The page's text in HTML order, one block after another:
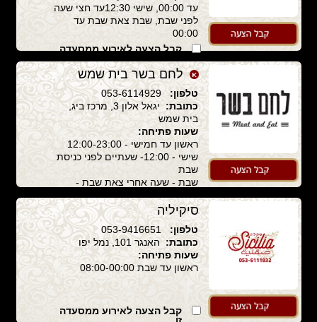
עד 00:00, שישי 12:30עד חצי שעה
לפני שבת, שבת צאת שבת עד
00:00
קבל הצעה לאירוע ממסעדה
לחם בשר בית שמש
טלפון:053-6114929
כתובת:
יגאל אלון 3, מרכז ביג,
בית שמש
שעות פתיחה:
ראשון עד חמישי - 12:00-23:00
שישי - 12:00- שעתיים לפני כניסת
שבת
שבת - שעה אחרי צאת שבת -
23:00
קבל הצעה לאירוע ממסעדה
זו
סיקיליה
טלפון:053-9416651
כתובת: האנגר 101, נמל יפו
שעות פתיחה:
ראשון עד שבת 08:00-00:00
קבל הצעה לאירוע ממסעדה